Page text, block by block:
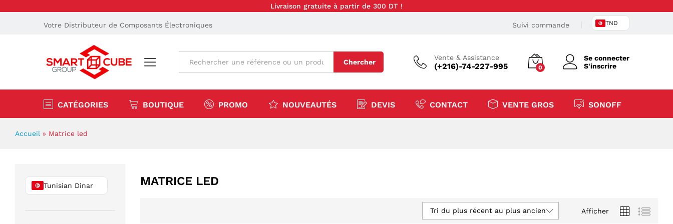
Livraison gratuite à partir de 300 DT !
Votre Distributeur de Composants Électroniques Suivi commande TND
Tout Chercher
Vente & Assistance
(+216)-74-227-995 0
Se connecter
S'inscrire
CATÉGORIES BOUTIQUE PROMO NOUVEAUTÉS DEVIS CONTACT VENTE GROS SONOFF
Accueil » Matrice led
MATRICE LED
Afficher
Tri du plus récent au plus ancien
Tunisian Dinar